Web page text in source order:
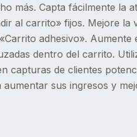
más. Capta fácilmente la
al carrito» fijos. Mejore la
adhesivo». Aumente
dentro del carrito.
capturas de clientes
sus ingresos y